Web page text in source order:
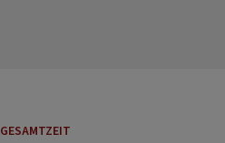
GESAMTZEIT